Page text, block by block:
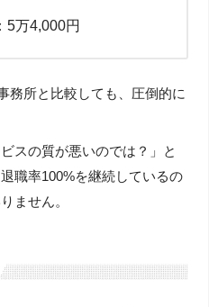
5万4,000円
務所と比較しても、圧倒的に
スの質が悪いのでは？」と
職率100%を継続しているの
ません。